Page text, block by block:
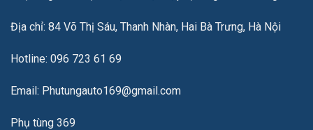
Địa chỉ: 84 Võ Thị Sáu, Thanh Nhàn, Hai Bà Trưng, Hà Nội
Hotline: 096 723 61 69
Email: Phutungauto169@gmail.com
Phụ tùng 369